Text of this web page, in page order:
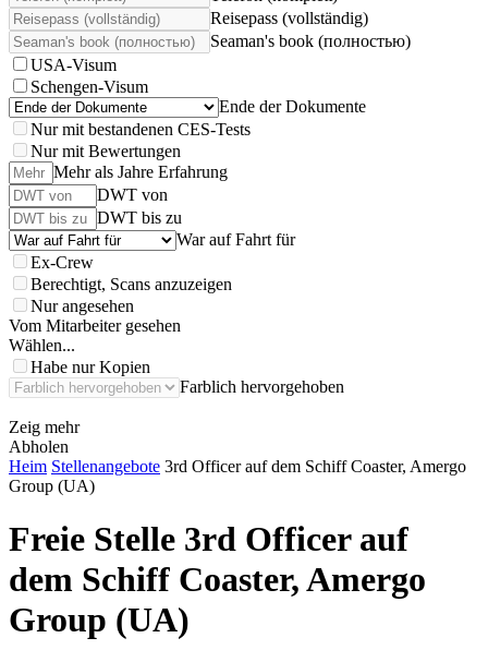
Reisepass (vollständig)
Seaman's book (полностью)
USA-Visum
Schengen-Visum
Ende der Dokumente
Nur mit bestandenen CES-Tests
Nur mit Bewertungen
Mehr als Jahre Erfahrung
DWT von
DWT bis zu
War auf Fahrt für
Ex-Crew
Berechtigt, Scans anzuzeigen
Nur angesehen
Vom Mitarbeiter gesehen
Wählen...
Habe nur Kopien
Farblich hervorgehoben
Zeig mehr
Abholen
Heim Stellenangebote 3rd Officer auf dem Schiff Coaster, Amergo
Group (UA)
Freie Stelle 3rd Officer auf
dem Schiff Coaster, Amergo
Group (UA)